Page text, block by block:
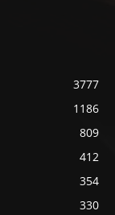
3777
1186
809
412
354
330